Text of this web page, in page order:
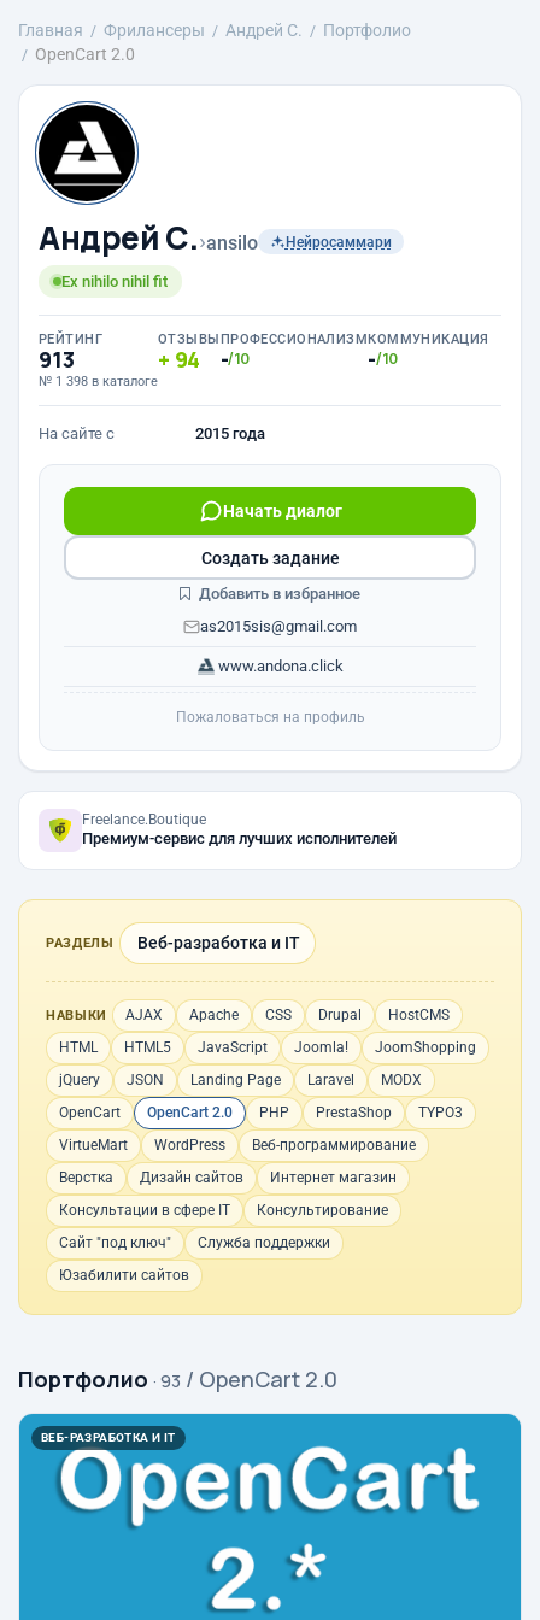
Главная Фрилансеры Андрей С.
Портфолио
OpenCart 2.0
Андрей С.›ansilo Нейросаммари
Ex nihilo nihil fit
РЕЙТИНГ
913
№ 1 398 в каталоге
ОТЗЫВЫ
94
ПРОФЕССИОНАЛИЗМ
-/10
КОММУНИКАЦИЯ
-/10
На сайте с 2015 года
Начать диалог
as2015sis@gmail.com
www.andona.click
Создать задание
Добавить в избранное
Пожаловаться на профиль
Freelance.Boutique
Премиум-сервис для лучших исполнителей
РАЗДЕЛЫ Веб-разработка и IT
НАВЫКИ AJAX Apache CSS Drupal
HostCMS
HTML
HTML5 JavaScript Joomla!
JoomShopping
jQuery
JSON Landing Page Laravel
MODX
OpenCart
OpenCart 2.0 PHP PrestaShop
TYPO3
VirtueMart
WordPress
Веб-программирование
Верстка
Дизайн сайтов
Интернет магазин
Консультации в сфере IT
Консультирование
Сайт "под ключ"
Служба поддержки
Юзабилити сайтов
Портфолио · 93 / OpenCart 2.0
ВЕБ-РАЗРАБОТКА И IT